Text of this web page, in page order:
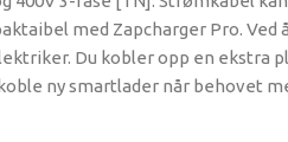
med Zapcharger Pro. Ved
Du kobler opp en ekstra
ny smartlader når behovet